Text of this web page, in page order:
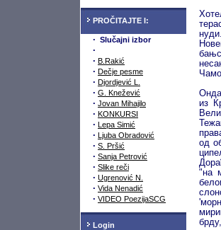
PROČITAJTE I:
· Slučajni izbor
·
· B.Rakić
· Dečje pesme
· Djordjević L.
· G. Knežević
· Jovan Mihajilo
· KONKURSI
· Lepa Simić
· Ljuba Obradović
· S. Pršić
· Sanja Petrović
· Slike reči
· Ugrenović N.
· Vida Nenadić
· VIDEO PoezijaSCG
Login
из
од
"на